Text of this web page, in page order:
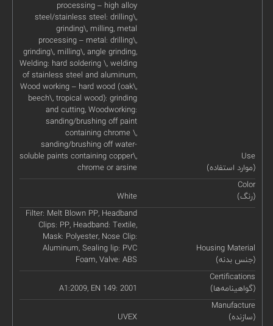
Use
(موارد استفاده)
processing – high alloy
steel/stainless steel: drilling\,
grinding\, milling, metal
processing – metal: drilling\,
grinding\, milling\, angle grinding,
Welding: hard soldering \, welding
of stainless steel and aluminum,
Wood working – hard wood (oak\,
beech\, tropical wood): grinding
and cutting, Woodworking:
sanding/brushing off paint
containing chrome \,
sanding/brushing off water-
soluble paints containing copper\,
chrome or arsine
Color
(رنگ)
White
Housing Material
(جنس بدنه)
Filter: Melt Blown PP, Headband
Clips: PP, Headband: Textile,
Mask: Polyester, Nose Clip:
Aluminum, Sealing lip: PVC
Foam, Valve: ABS
Certifications
(گواهینامه‌ها)
A1:2009, EN 149: 2001
Manufacture
(سازنده)
UVEX